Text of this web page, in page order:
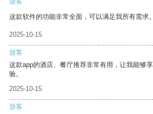
这款软件的功能非常全面，可以满足我所有需求。
2025-10-15
游客
这款app的酒店、餐厅推荐非常有用，让我能够
验。
2025-10-15
游客